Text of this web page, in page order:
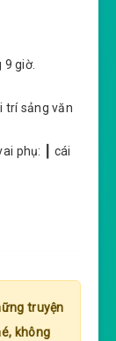
9 giờ.
trí sảng văn
phụ: ┃ cái
truyện
không